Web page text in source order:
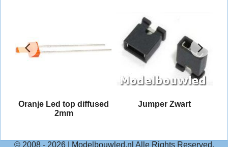
Oranje Led top diffused
2mm
Jumper Zwart
© 2008 - 2026| Modelbouwled.nl Alle Rights Reserved.